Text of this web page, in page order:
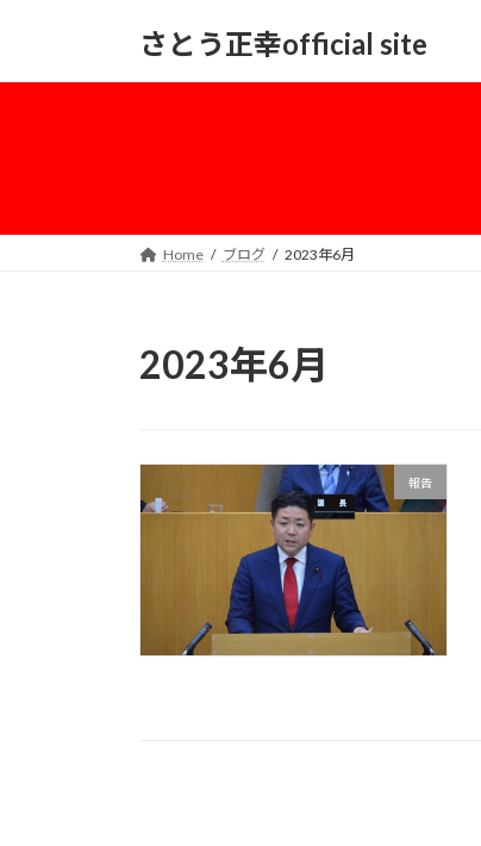
ッ
移
さとう正幸official site
Home ブログ 2023年6月
2023年6月
報告